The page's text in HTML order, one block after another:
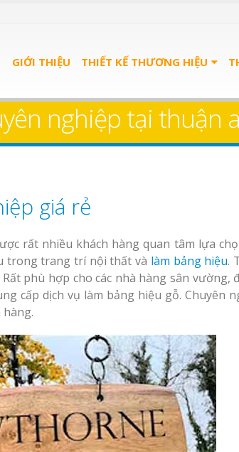
GIỚI THIỆU THIẾT KẾ THƯƠNG HIỆU
nghiệp tại thuận
giá rẻ
rất nhiều khách hàng quan tâm lựa
trong trang trí nội thất và làm bảng hiệu.
phù hợp cho các nhà hàng sân vường,
cấp dịch vụ làm bảng hiệu gỗ. Chuyên